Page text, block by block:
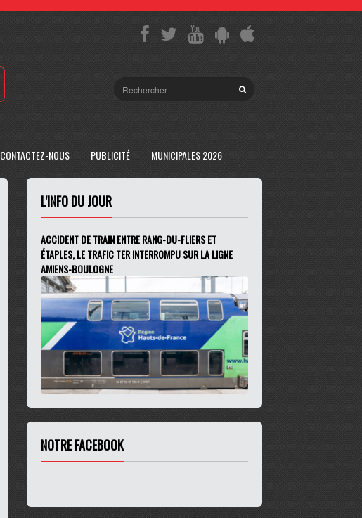
CONTACTEZ-NOUS PUBLICITÉ MUNICIPALES 2026
L'INFO DU JOUR
ACCIDENT DE TRAIN ENTRE RANG-DU-FLIERS ET
ÉTAPLES, LE TRAFIC TER INTERROMPU SUR LA LIGNE
AMIENS-BOULOGNE
NOTRE FACEBOOK